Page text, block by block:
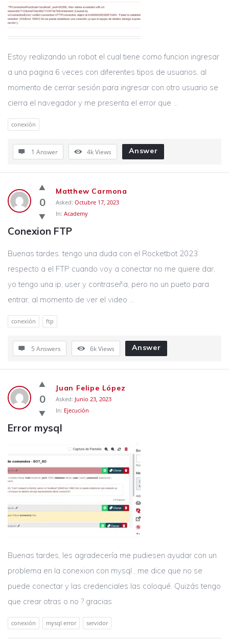
Estoy realizando un robot el cual tiene como funcion ingresar
a una pagina 6 veces con diferentes tipos de usuarios, al
momento de cerrar sesión para ingresar con otro usuario se
cierra el navegador y me presenta el error que ...
conexión
1 Answer 4kViews Answer
0
Matthew Carmona
Asked: Octubre 17, 2023
In: Academy
Conexion FTP
Buenas tardes. tengo una duda con el Rocketbot 2023
respecto a el FTP cuando voy a conectar no me quiere dar,
yo tengo una ip, user y contraseña, pero no un pueto para
entrar, al momento de ver el video ...
conexión ftp
5 Answers 6kViews Answer
0
Juan Felipe López
Asked: Junio 23, 2023
In: Ejecución
Error mysql
Buenas tardes, les agradecería me pudiesen ayudar con un
problema en la conexion con mysql , me dice que no se
puede conectar y las credenciales las coloqué. Quizás tengo
que crear otras o no ? gracias
conexión mysql error servidor